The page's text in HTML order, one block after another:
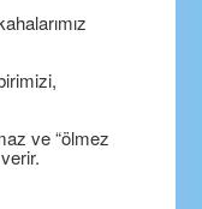
ve “ölmez